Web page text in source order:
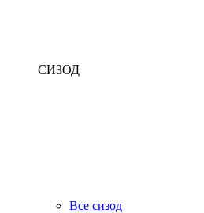
СИЗОД
Все сизод